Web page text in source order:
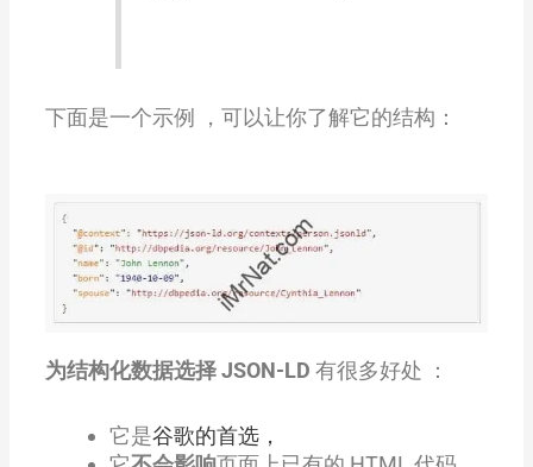
下面是一个示例 ，可以让你了解它的结构：
为结构化数据选择 JSON-LD 有很多好处 ：
它是谷歌的首选，